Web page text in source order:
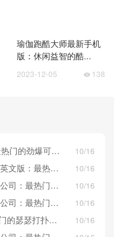
瑜伽跑酷大师最新手机
版：休闲益智的酷...
2023-12-05 138
直播，主播风格多样！ 10/16
打扑克直播，轻松点播！ 10/16
克直播，先进播放技术！ 10/16
克直播，清晰播放技术！ 10/16
聚集各类精品资源！ 10/16